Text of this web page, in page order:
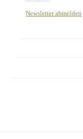
Newsletter abmelden